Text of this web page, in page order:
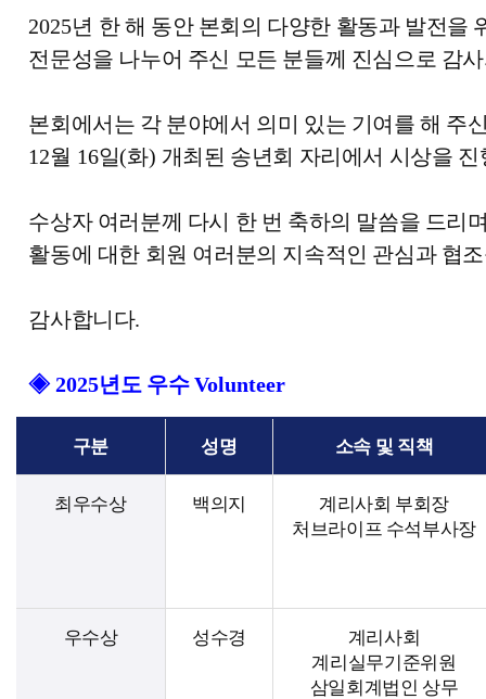
2025년 한 해 동안 본회의 다양한 활동과 발전을
전문성을 나누어 주신 모든 분들께 진심으로 감
본회에서는 각 분야에서 의미 있는 기여를 해 주
12월 16일(화) 개최된 송년회 자리에서 시상을
수상자 여러분께 다시 한 번 축하의 말씀을 드리
활동에 대한 회원 여러분의 지속적인 관심과 협
감사합니다.
◈2025년도 우수Volunteer
구분 성명 소속 및 직책
최우수상 백의지
계리사회 부회장
처브라이프 수석부사장
우수상 성수경
계리사회
계리실무기준위원
삼일회계법인 상무